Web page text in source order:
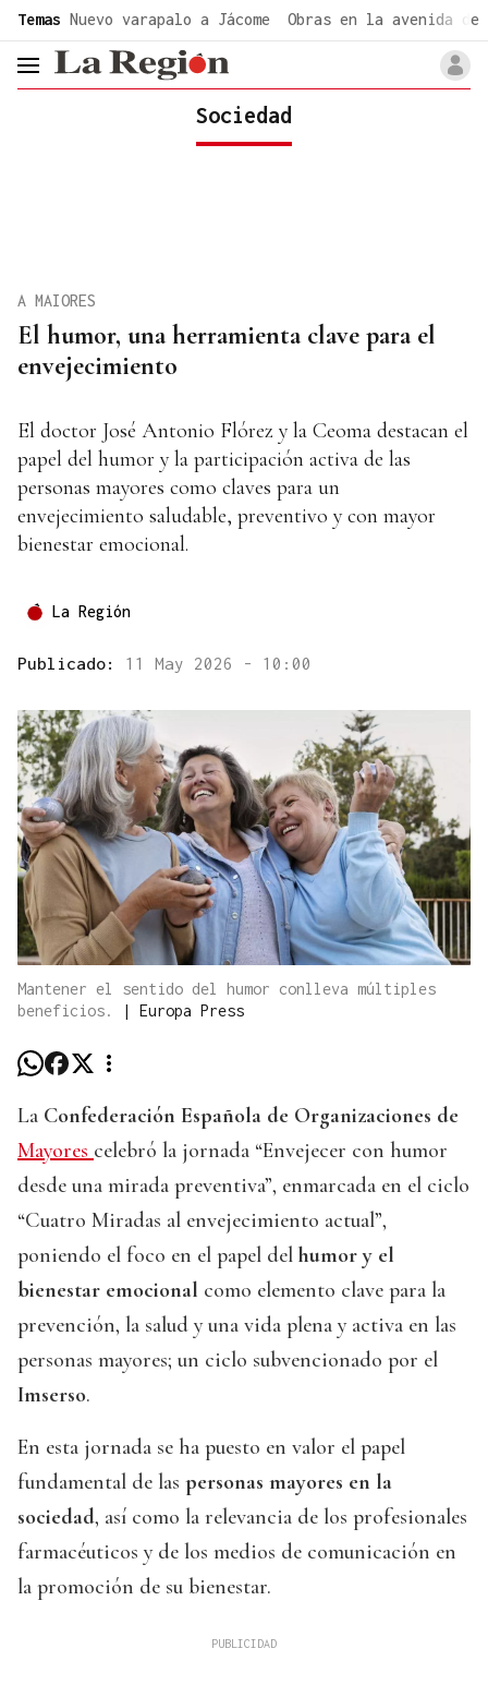
Temas Nuevo varapalo a Jácome Obras en la avenida de
header.menu.open
Sociedad
El humor, una herramienta clave para el
envejecimiento
A MAIORES
El doctor José Antonio Flórez y la Ceoma destacan el
papel del humor y la participación activa de las
personas mayores como claves para un
envejecimiento saludable, preventivo y con mayor
bienestar emocional.
La Región
Publicado: 11 May 2026 - 10:00
Mantener el sentido del humor conlleva múltiples
beneficios.
| Europa Press
La Confederación Española de Organizaciones de
Mayores celebró la jornada “Envejecer con humor
desde una mirada preventiva”, enmarcada en el ciclo
“Cuatro Miradas al envejecimiento actual”,
poniendo el foco en el papel del humor y el
bienestar emocional como elemento clave para la
prevención, la salud y una vida plena y activa en las
personas mayores; un ciclo subvencionado por el
Imserso.
En esta jornada se ha puesto en valor el papel
fundamental de las personas mayores en la
sociedad, así como la relevancia de los profesionales
farmacéuticos y de los medios de comunicación en
la promoción de su bienestar.